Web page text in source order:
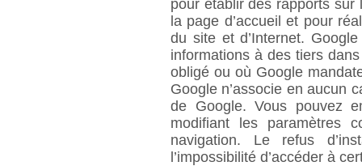
pour établir des rapports
la page d’accueil et pour
du site et d’Internet.
informations à des tiers
obligé ou où Google
Google n’associe en aucun
de Google. Vous pouvez
modifiant les paramètres
navigation. Le refus
l’impossibilité d’accéder à